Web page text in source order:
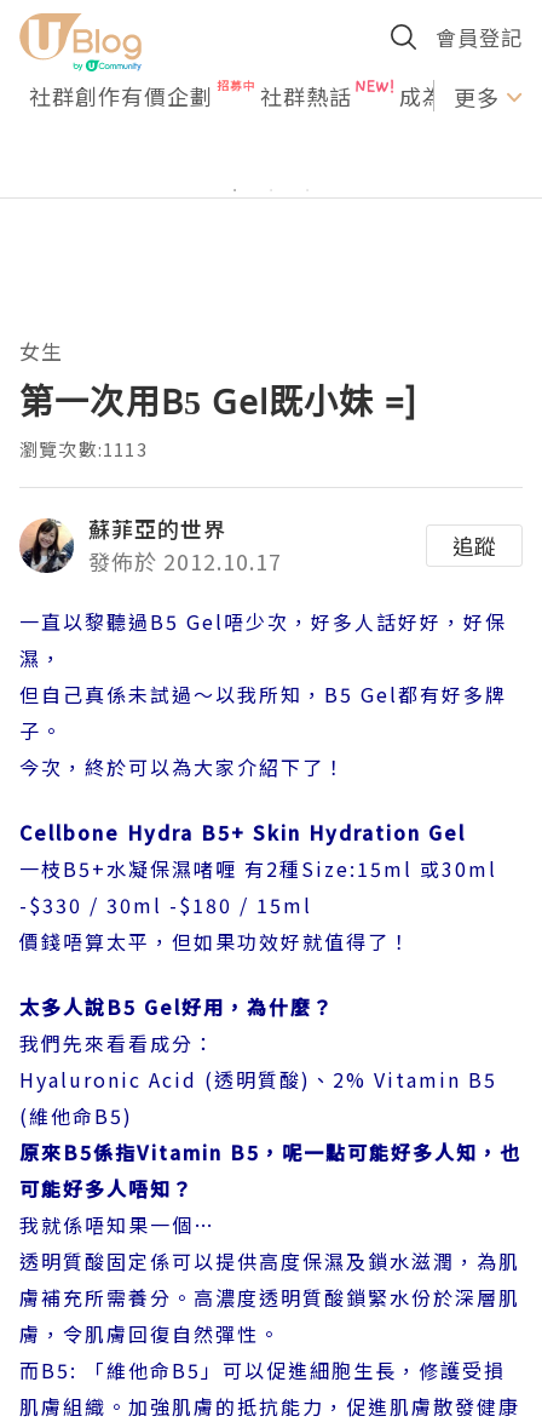
會員登記
社群創作有價企劃 社群熱話 成為U更多
女生
第一次用B5 Gel既小妹 =]
瀏覽次數:1113
蘇菲亞的世界
發佈於 2012.10.17
追蹤
一直以黎聽過B5 Gel唔少次，好多人話好好，好保
濕，
但自己真係未試過～以我所知，B5 Gel都有好多牌
子。
今次，終於可以為大家介紹下了！
Cellbone Hydra B5+ Skin Hydration Gel
一枝B5+水凝保濕啫喱 有2種Size:15ml 或30ml
-$330 / 30ml -$180 / 15ml
價錢唔算太平，但如果功效好就值得了！
太多人說B5 Gel好用，為什麼？
我們先來看看成分：
Hyaluronic Acid (透明質酸)、2% Vitamin B5
(維他命B5)
原來B5係指Vitamin B5，呢一點可能好多人知，也
可能好多人唔知？
我就係唔知果一個…
透明質酸固定係可以提供高度保濕及鎖水滋潤，為肌
膚補充所需養分。高濃度透明質酸鎖緊水份於深層肌
膚，令肌膚回復自然彈性。
而B5: 「維他命B5」可以促進細胞生長，修護受損
肌膚組織。加強肌膚的抵抗能力，促進肌膚散發健康